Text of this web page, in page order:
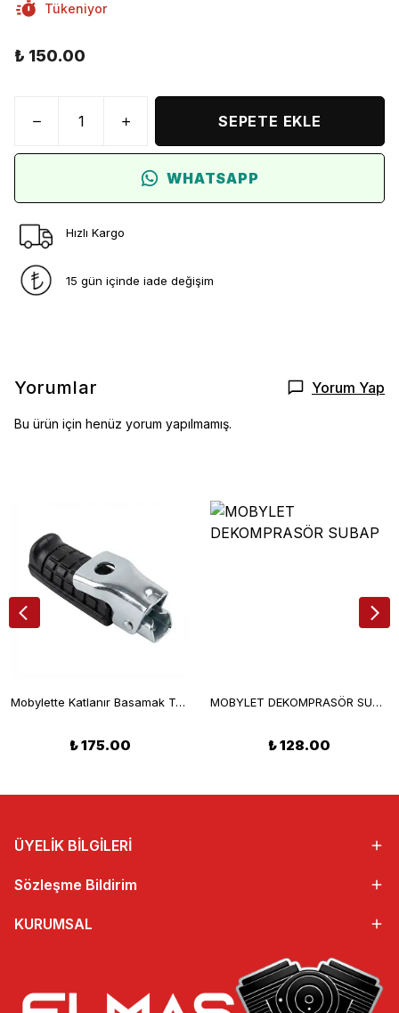
Tükeniyor
₺ 150.00
SEPETE EKLE
WHATSAPP
Hızlı Kargo
15 gün içinde iade değişim
Yorumlar Yorum Yap
Bu ürün için henüz yorum yapılmamış.
Mobylette Katlanır Basamak Takımı
₺ 175.00
MOBYLET DEKOMPRASÖR SUBAP
₺ 128.00
ÜYELİK BİLGİLERİ
Sözleşme Bildirim
KURUMSAL